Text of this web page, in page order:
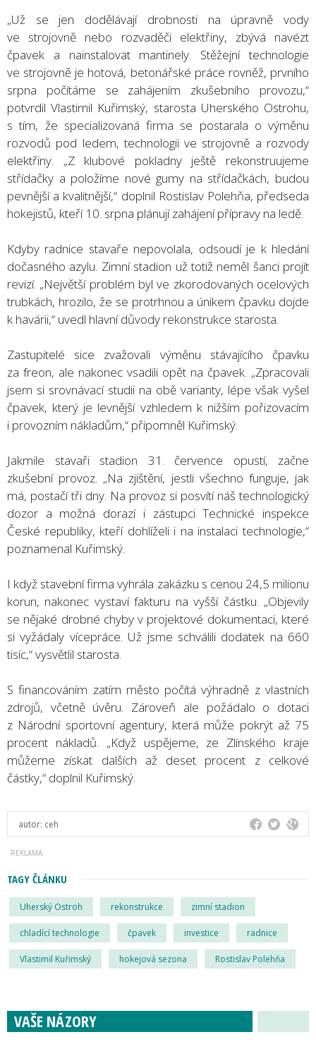
„Už se jen dodělávají drobnosti na úpravně vody
ve strojovně nebo rozvaděči elektřiny, zbývá navézt
čpavek a nainstalovat mantinely. Stěžejní technologie
ve strojovně je hotová, betonářské práce rovněž, prvního
srpna počítáme se zahájením zkušebního provozu,“
potvrdil Vlastimil Kuřimský, starosta Uherského Ostrohu,
s tím, že specializovaná firma se postarala o výměnu
rozvodů pod ledem, technologii ve strojovně a rozvody
elektřiny. „Z klubové pokladny ještě rekonstruujeme
střídačky a položíme nové gumy na střídačkách, budou
pevnější a kvalitnější,“ doplnil Rostislav Polehňa, předseda
hokejistů, kteří 10. srpna plánují zahájení přípravy na ledě.
Kdyby radnice stavaře nepovolala, odsoudí je k hledání
dočasného azylu. Zimní stadion už totiž neměl šanci projít
revizí. „Největší problém byl ve zkorodovaných ocelových
trubkách, hrozilo, že se protrhnou a únikem čpavku dojde
k havárii,“ uvedl hlavní důvody rekonstrukce starosta.
Zastupitelé sice zvažovali výměnu stávajícího čpavku
za freon, ale nakonec vsadili opět na čpavek. „Zpracovali
jsem si srovnávací studii na obě varianty, lépe však vyšel
čpavek, který je levnější vzhledem k nižším pořizovacím
i provozním nákladům,“ připomněl Kuřimský.
Jakmile stavaři stadion 31. července opustí, začne
zkušební provoz. „Na zjištění, jestli všechno funguje, jak
má, postačí tři dny. Na provoz si posvítí náš technologický
dozor a možná dorazí i zástupci Technické inspekce
České republiky, kteří dohlíželi i na instalaci technologie,“
poznamenal Kuřimský.
I když stavební firma vyhrála zakázku s cenou 24,5 milionu
korun, nakonec vystaví fakturu na vyšší částku. „Objevily
se nějaké drobné chyby v projektové dokumentaci, které
si vyžádaly vícepráce. Už jsme schválili dodatek na 660
tisíc,“ vysvětlil starosta.
S financováním zatím město počítá výhradně z vlastních
zdrojů, včetně úvěru. Zároveň ale požádalo o dotaci
z Národní sportovní agentury, která může pokrýt až 75
procent nákladů. „Když uspějeme, ze Zlínského kraje
můžeme získat dalších až deset procent z celkové
částky,“ doplnil Kuřimský.
autor: ceh
TAGY ČLÁNKU
Uherský Ostroh rekonstrukce zimní stadion
chladící technologie čpavek investice radnice
Vlastimil Kuřimský hokejová sezona Rostislav Polehňa
VAŠE NÁZORY